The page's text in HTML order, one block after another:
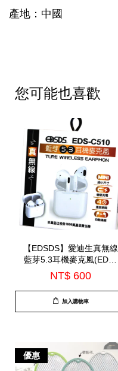
產地：中國
您可能也喜歡
【EDSDS】愛迪生真無線
藍芽5.3耳機麥克風(EDS-
C510)-7月底到貨
NT$ 600
加入購物車
優惠